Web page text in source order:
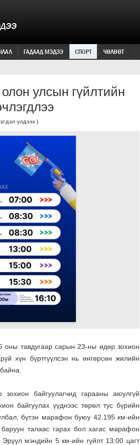
ГАДААД МЭДЭЭ СПОРТ
ЧӨЛӨӨТ
улсын гүйлтийн
үлдээх )
оны тавдугаар сарын 23-ны өдөр зохион
хүн бүртгүүлсэн нь өнгөрсөн жилийн
зохион байгуулагчид гарааны аюулгүй
байгуулах үүднээс төрөл тус бүрийн
бүтэн марафон буюу 42.195 км-ийн
талаас гарах бол хагас марафон
мэндийн 5 км-ийн гүйлт 13:00 цагт